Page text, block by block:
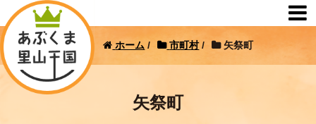
ホーム / 市町村/ 矢祭町
矢祭町